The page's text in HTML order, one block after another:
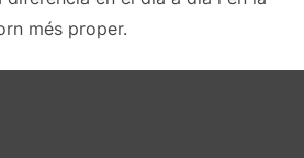
més proper.